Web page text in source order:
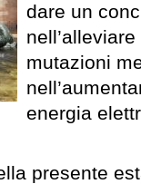
dare un
mutazioni
energia
presente